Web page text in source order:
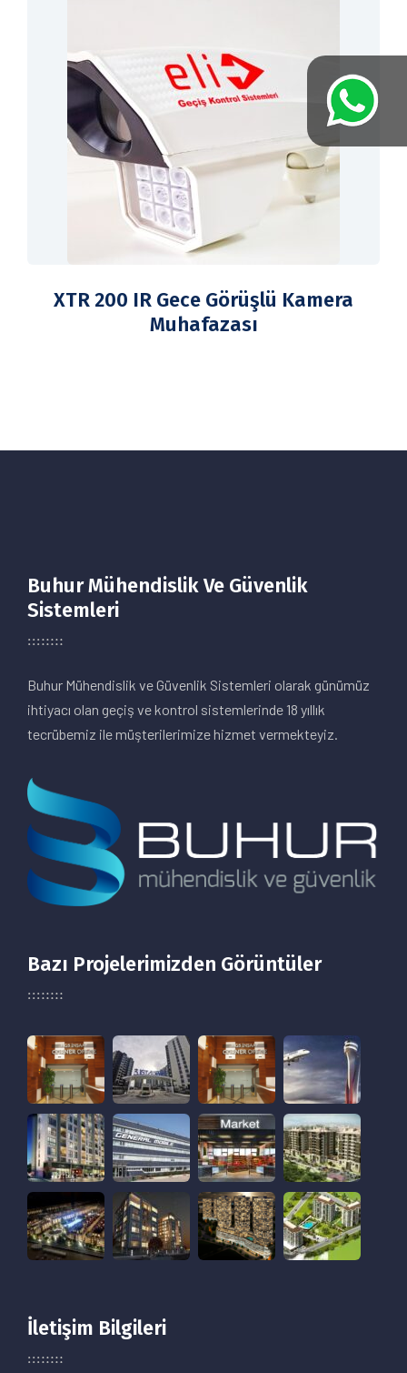
XTR 200 IR Gece Görüşlü Kamera
Muhafazası
Buhur Mühendislik Ve Güvenlik
Sistemleri
Buhur Mühendislik ve Güvenlik Sistemleri olarak günümüz
ihtiyacı olan geçiş ve kontrol sistemlerinde 18 yıllık
tecrübemiz ile müşterilerimize hizmet vermekteyiz.
Bazı Projelerimizden Görüntüler
İletişim Bilgileri